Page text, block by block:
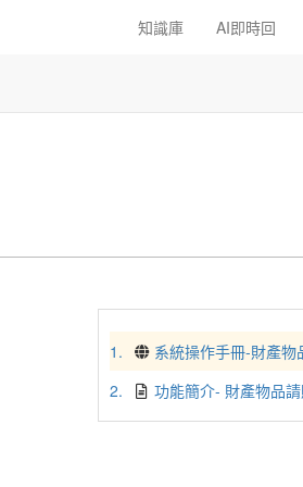
知識庫 AI即時回
1.
系統操作手冊-財產物
2.
功能簡介- 財產物品